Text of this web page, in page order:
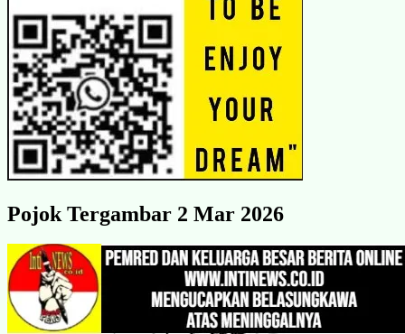
Pojok Tergambar 2 Mar 2026